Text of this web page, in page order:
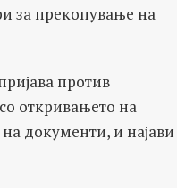
за прекопување на
против
откривањето на
документи, и најави